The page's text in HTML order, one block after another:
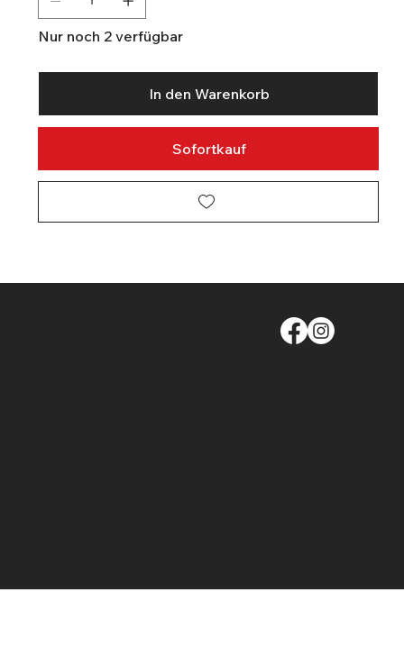
Nur noch 2 verfügbar
In den Warenkorb
Sofortkauf